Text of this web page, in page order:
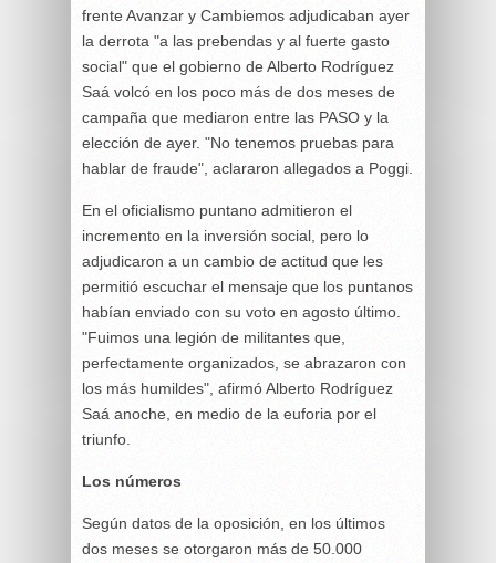
frente Avanzar y Cambiemos adjudicaban ayer
la derrota "a las prebendas y al fuerte gasto
social" que el gobierno de Alberto Rodríguez
Saá volcó en los poco más de dos meses de
campaña que mediaron entre las PASO y la
elección de ayer. "No tenemos pruebas para
hablar de fraude", aclararon allegados a Poggi.
En el oficialismo puntano admitieron el
incremento en la inversión social, pero lo
adjudicaron a un cambio de actitud que les
permitió escuchar el mensaje que los puntanos
habían enviado con su voto en agosto último.
"Fuimos una legión de militantes que,
perfectamente organizados, se abrazaron con
los más humildes", afirmó Alberto Rodríguez
Saá anoche, en medio de la euforia por el
triunfo.
Los números
Según datos de la oposición, en los últimos
dos meses se otorgaron más de 50.000